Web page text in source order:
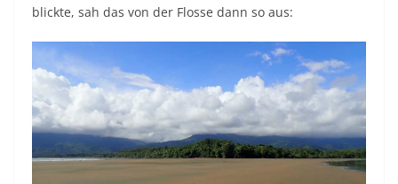
blickte, sah das von der Flosse dann so aus: